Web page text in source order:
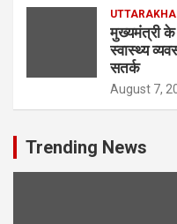
मुख्यमंत्री के
स्वास्थ्य
सतर्क
August 7,
Trending News